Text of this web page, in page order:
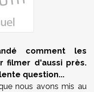
comment les
filmer d'aussi près.
question...
nous avons mis au